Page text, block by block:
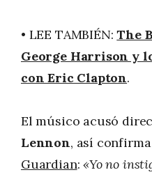
• LEE TAMBIÉN:The
George Harrison y
con Eric Clapton.
El músico acusó
Lennon, así
Guardian:«Yo no